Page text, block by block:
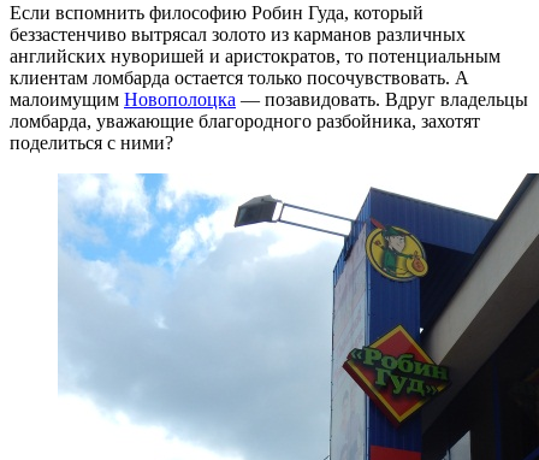
Если вспомнить философию Робин Гуда, который
беззастенчиво вытрясал золото из карманов различных
английских нуворишей и аристократов, то потенциальным
клиентам ломбарда остается только посочувствовать. А
малоимущим Новополоцка — позавидовать. Вдруг владельцы
ломбарда, уважающие благородного разбойника, захотят
поделиться с ними?